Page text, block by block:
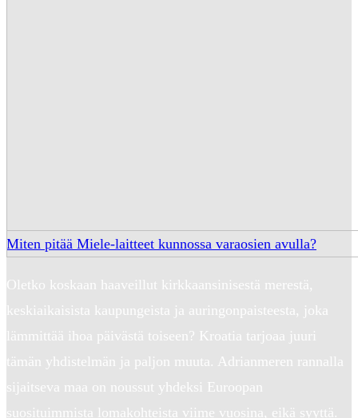
Miten pitää Miele-laitteet kunnossa varaosien avulla?
Oletko koskaan haaveillut kirkkaansinisestä merestä,
keskiaikaisista kaupungeista ja auringonpaisteesta, joka
lämmittää ihoa päivästä toiseen? Kroatia tarjoaa juuri
tämän yhdistelmän ja paljon muuta. Adrianmeren rannalla
sijaitseva maa on noussut yhdeksi Euroopan
suosituimmista lomakohteista viime vuosina, eikä syyttä.